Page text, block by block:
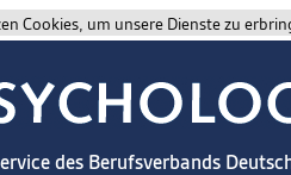
Cookies, um unsere Dienste zu
des Berufsverbands